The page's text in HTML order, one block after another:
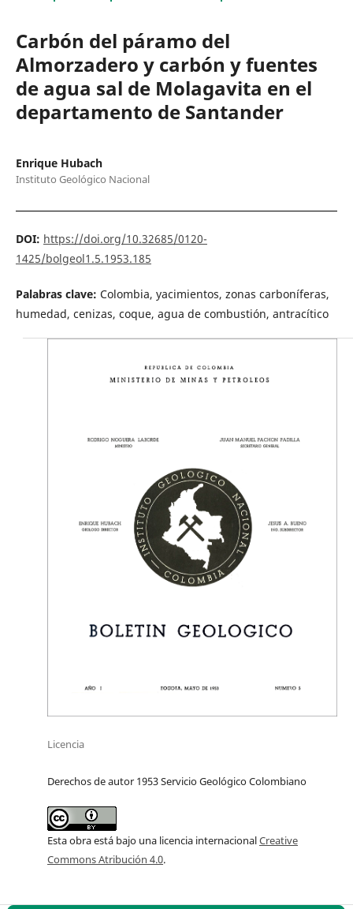
Carbón del páramo del
Almorzadero y carbón y fuentes
de agua sal de Molagavita en el
departamento de Santander
Enrique Hubach
Instituto Geológico Nacional
DOI: https://doi.org/10.32685/0120-
1425/bolgeol1.5.1953.185
Palabras clave: Colombia, yacimientos, zonas carboníferas,
humedad, cenizas, coque, agua de combustión, antracítico
Licencia
Derechos de autor 1953 Servicio Geológico Colombiano
Esta obra está bajo una licencia internacionalCreative
Commons Atribución 4.0.